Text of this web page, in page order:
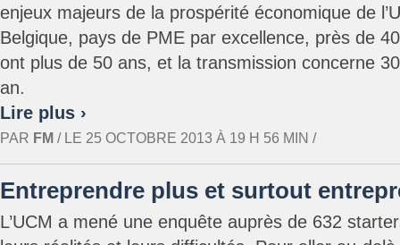
enjeux majeurs de la prospérité économique de
Belgique, pays de PME par excellence, près de
ont plus de 50 ans, et la transmission concerne
an.
Lire plus ›
PAR FM / LE 25 OCTOBRE 2013 À 19 H 56 MIN /
Entreprendre plus et surtout
L’UCM a mené une enquête auprès de 632